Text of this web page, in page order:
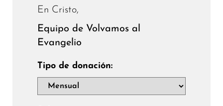
En Cristo,
Equipo de Volvamos al
Evangelio
Tipo de donación: